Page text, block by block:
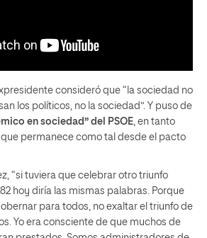
consideró que “la sociedad no
los políticos, no la sociedad”. Y puso de
en sociedad” del PSOE, en tanto
que permanece como tal desde el pacto
“si tuviera que celebrar otro triunfo
hoy diría las mismas palabras. Porque
para todos, no exaltar el triunfo de
Yo era consciente de que muchos de